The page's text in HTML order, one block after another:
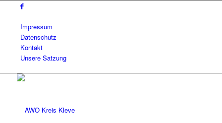
Impressum
Datenschutz
Kontakt
Unsere Satzung